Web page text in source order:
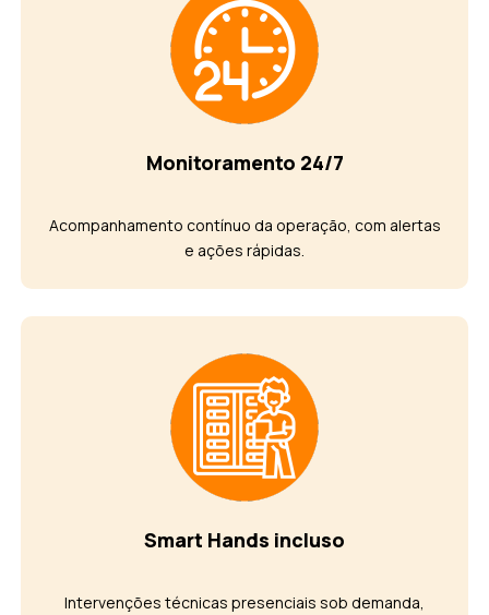
Monitoramento 24/7
Acompanhamento contínuo da operação, com alertas
e ações rápidas.
Smart Hands incluso
Intervenções técnicas presenciais sob demanda,